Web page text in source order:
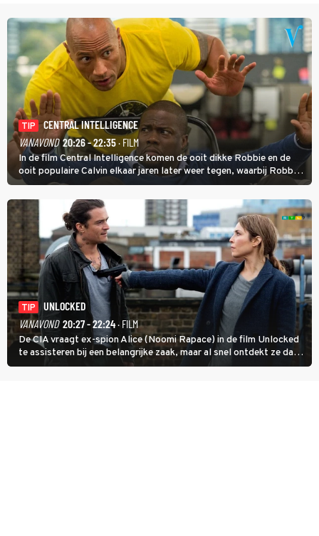
TIP
CENTRAL INTELLIGENCE
VANAVOND 20:26 - 22:35· FILM
In de film Central Intelligence komen de ooit dikke Robbie en de
ooit populaire Calvin elkaar jaren later weer tegen, waarbij Robbie,
inmiddels supergespierd en werkzaam voor de CIA, Calvins hulp
goed kan gebruiken.
TIP
UNLOCKED
VANAVOND 20:27 - 22:24· FILM
De CIA vraagt ex-spion Alice (Noomi Rapace) in de film Unlocked
te assisteren bij een belangrijke zaak, maar al snel ontdekt ze dat
degene die haar aanstelde kwade bedoelingen heeft.